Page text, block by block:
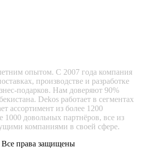
опытом. С 2007 года компания
производстве и разработке
подарков. Нам доверяют 90%
Dekos работает в сегментах
ассортимент из более 1200
1000 довольных партнёров, все из
компаниями в своей сфере.
права защищены